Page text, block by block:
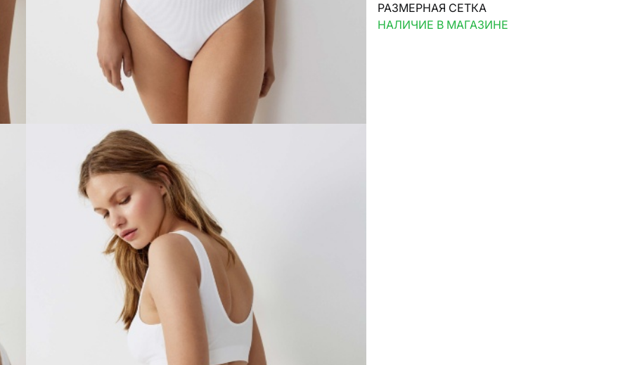
РАЗМЕРНАЯ СЕТКА
НАЛИЧИЕ В МАГАЗИНЕ